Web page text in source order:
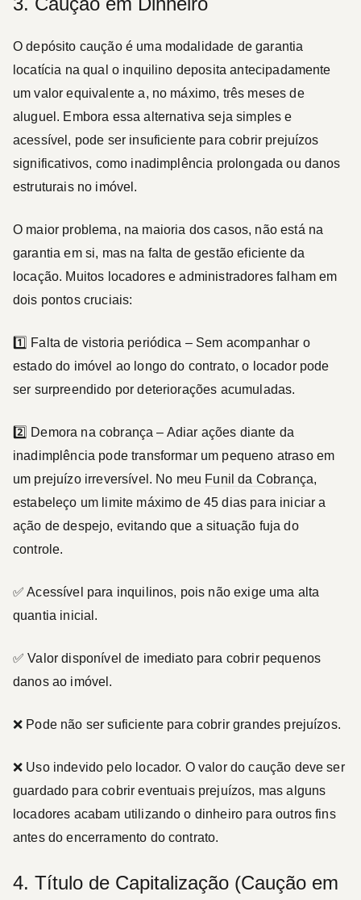
Odepósito cauçãoé uma modalidade de garantia
locatícia na qual o inquilino deposita antecipadamente
um valor equivalente a, no máximo, três meses de
aluguel. Embora essa alternativa seja simples e
acessível, pode ser insuficiente para cobrir prejuízos
significativos, como inadimplência prolongada ou danos
estruturais no imóvel.
O maior problema, na maioria dos casos, não está na
garantia em si, mas na falta de gestão eficiente da
locação. Muitos locadores e administradores falham em
dois pontos cruciais:
1️⃣ Falta de vistoria periódica – Sem acompanhar o
estado do imóvel ao longo do contrato, o locador pode
ser surpreendido por deteriorações acumuladas.
2️⃣ Demora na cobrança – Adiar ações diante da
inadimplência pode transformar um pequeno atraso em
um prejuízo irreversível. No meu Funil da Cobrança,
estabeleço um limite máximo de 45 dias para iniciar a
ação de despejo, evitando que a situação fuja do
controle.
✅ Acessível para inquilinos, pois não exige uma alta
quantia inicial.
✅ Valor disponível de imediato para cobrir pequenos
danos ao imóvel.
❌ Pode não ser suficiente para cobrir grandes prejuízos.
❌ Uso indevido pelo locador. O valor do caução deve ser
guardado para cobrir eventuais prejuízos, mas alguns
locadores acabam utilizando o dinheiro para outros fins
antes do encerramento do contrato.
4. Título de Capitalização (Caução em